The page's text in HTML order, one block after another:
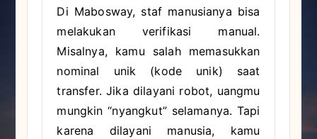
Di Mabosway, staf manusianya bisa
melakukan verifikasi manual.
Misalnya, kamu salah memasukkan
nominal unik (kode unik) saat
transfer. Jika dilayani robot, uangmu
mungkin “nyangkut” selamanya. Tapi
karena dilayani manusia, kamu